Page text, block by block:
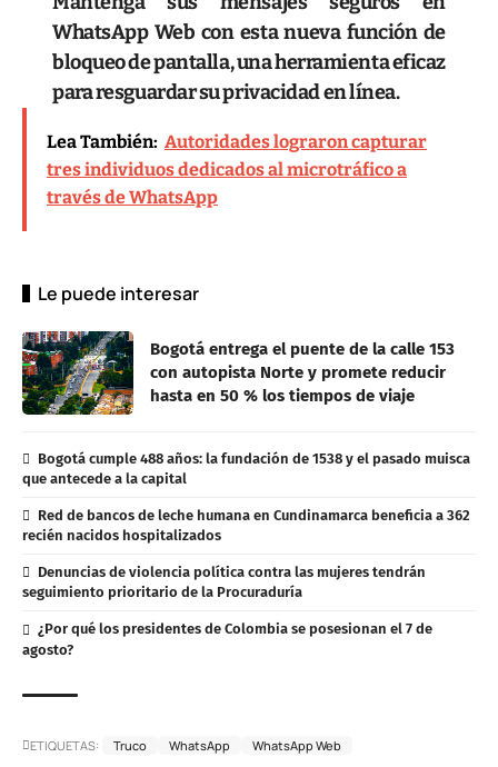
WhatsApp Web con esta nueva función de
bloqueo de pantalla, una herramienta eficaz
para resguardar su privacidad en línea.
Lea También: Autoridades lograron capturar
tres individuos dedicados al microtráfico a
través de WhatsApp
Le puede interesar
Bogotá entrega el puente de la calle 153
con autopista Norte y promete reducir
hasta en 50 % los tiempos de viaje
Bogotá cumple 488 años: la fundación de 1538 y el pasado muisca
que antecede a la capital
Red de bancos de leche humana en Cundinamarca beneficia a 362
recién nacidos hospitalizados
Denuncias de violencia política contra las mujeres tendrán
seguimiento prioritario de la Procuraduría
¿Por qué los presidentes de Colombia se posesionan el 7 de
agosto?
ETIQUETAS: Truco WhatsApp WhatsApp Web